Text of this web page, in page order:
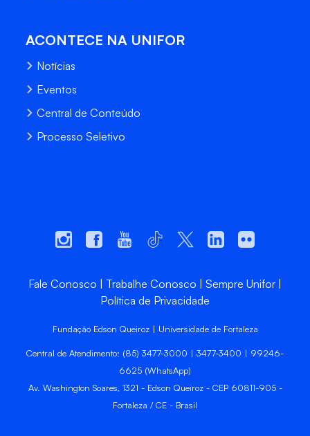
ACONTECE NA UNIFOR
Notícias
Eventos
Central de Conteúdo
Processo Seletivo
Fale Conosco Trabalhe Conosco
Sempre Unifor
Política de Privacidade
Fundação Edson Queiroz | Universidade de Fortaleza
Central de Atendimento: (85) 3477-3000 | 3477-3400 | 99246-
6625 (WhatsApp)
Av. Washington Soares, 1321 - Edson Queiroz - CEP 60811-905 -
Fortaleza / CE - Brasil